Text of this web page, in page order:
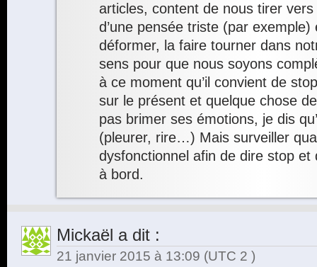
articles, content de nous tirer vers
d’une pensée triste (par exemple)
déformer, la faire tourner dans
sens pour que nous soyons
à ce moment qu’il convient de
sur le présent et quelque chose
pas brimer ses émotions, je dis
(pleurer, rire…) Mais surveiller
dysfonctionnel afin de dire stop
à bord.
Mickaël a dit :
21 janvier 2015 à 13:09 (UTC 2 )